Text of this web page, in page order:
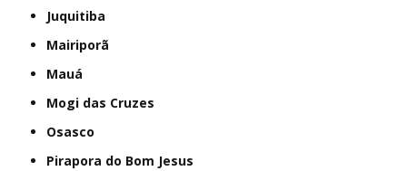
Juquitiba
Mairiporã
Mauá
Mogi das Cruzes
Osasco
Pirapora do Bom Jesus